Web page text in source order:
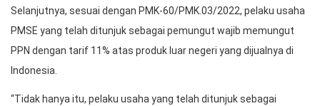
Selanjutnya, sesuai dengan PMK-60/PMK.03/2022, pelaku usaha
PMSE yang telah ditunjuk sebagai pemungut wajib memungut
PPN dengan tarif 11% atas produk luar negeri yang dijualnya di
Indonesia.
“Tidak hanya itu, pelaku usaha yang telah ditunjuk sebagai